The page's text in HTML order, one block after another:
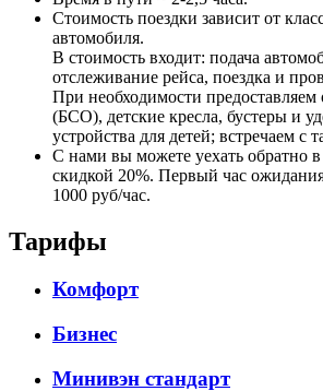
Стоимость поездки зависит от
автомобиля.
В стоимость входит: подача
отслеживание рейса, поездка и
При необходимости
(БСО), детские кресла, бустеры и
устройства для детей; встречаем с
С нами вы можете уехать обратно в
скидкой 20%. Первый час
1000 руб/час.
Тарифы
Комфорт
Бизнес
Минивэн стандарт